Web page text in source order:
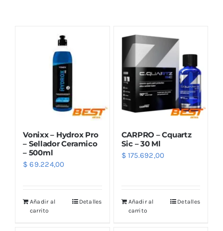
Combos
Mayorista
Marcas
Vonixx – Hydrox Pro
– Sellador Ceramico
– 500ml
$ 69.224,00
Añadir al
carrito
Detalles
CARPRO – Cquartz
Sic – 30 Ml
$175.692,00
Añadir al
carrito
Detalles